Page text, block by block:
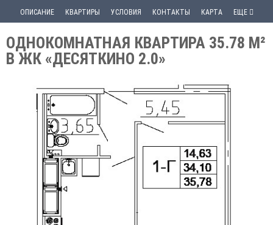
ОПИСАНИЕ КВАРТИРЫ УСЛОВИЯ КОНТАКТЫ КАРТА ЕЩЕ
ОДНОКОМНАТНАЯ КВАРТИРА 35.78 М²
В ЖК «ДЕСЯТКИНО 2.0»